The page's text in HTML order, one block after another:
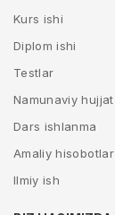
Kurs ishi
Diplom ishi
Testlar
Namunaviy hujjat
Dars ishlanma
Amaliy hisobotlar
Ilmiy ish